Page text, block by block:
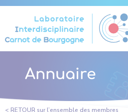
Annuaire
< RETOUR sur l’ensemble des membres
Panneau de gestion des cookies